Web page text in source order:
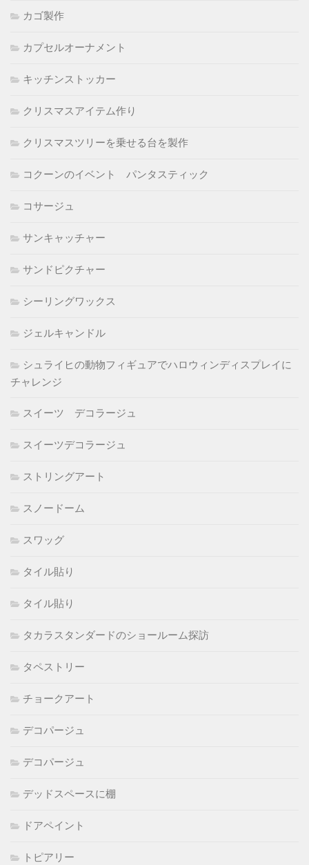
カゴ製作
カプセルオーナメント
キッチンストッカー
クリスマスアイテム作り
クリスマスツリーを乗せる台を製作
コクーンのイベント パンタスティック
コサージュ
サンキャッチャー
サンドピクチャー
シーリングワックス
ジェルキャンドル
シュライヒの動物フィギュアでハロウィンディスプレイに
チャレンジ
スイーツ デコラージュ
スイーツデコラージュ
ストリングアート
スノードーム
スワッグ
タイル貼り
タイル貼り
タカラスタンダードのショールーム探訪
タペストリー
チョークアート
デコパージュ
デコパージュ
デッドスペースに棚
ドアペイント
トピアリー